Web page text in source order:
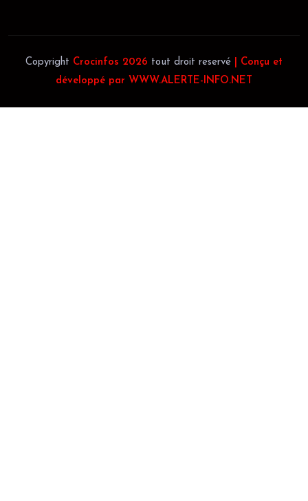
Copyright Crocinfos 2026 tout droit reservé
| Conçu et
développé par WWW.ALERTE-INFO.NET